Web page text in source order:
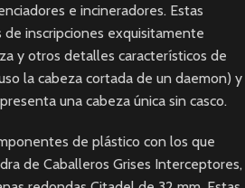
e incineradores. Estas
inscripciones exquisitamente
y otros detalles característicos de
la cabeza cortada de un daemon) y
una cabeza única sin casco.
de plástico con los que
de Caballeros Grises Interceptores,